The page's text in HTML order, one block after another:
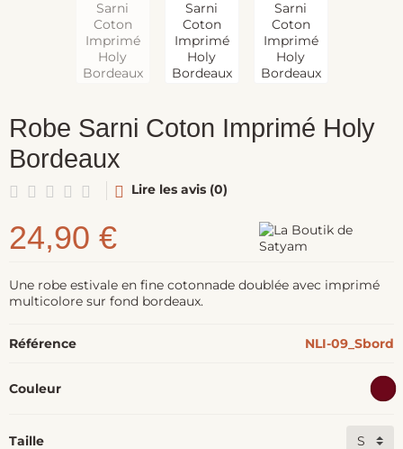
Robe Sarni Coton Imprimé Holy
Bordeaux
Lire les avis (0)
24,90 €
Une robe estivale en fine cotonnade doublée avec imprimé
multicolore sur fond bordeaux.
Référence NLI-09_Sbord
Couleur
Taille